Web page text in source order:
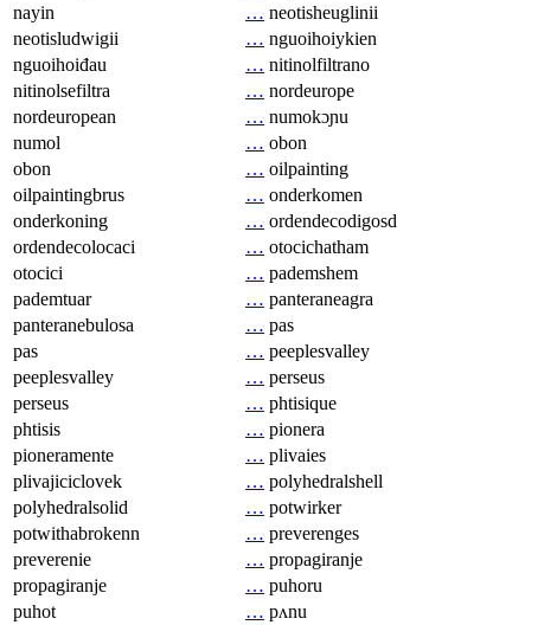
nayin
… neotisheuglinii
neotisludwigii
… nguoihoiykien
nguoihoiđau
… nitinolfiltrano
nitinolsefiltra
… nordeurope
nordeuropean
… numokɔɲu
numol
… obon
obon
… oilpainting
oilpaintingbrus
… onderkomen
onderkoning
… ordendecodigosd
ordendecolocaci
… otocichatham
otocici
… pademshem
pademtuar
… panteraneagra
panteranebulosa
… pas
pas
… peeplesvalley
peeplesvalley
… perseus
perseus
… phtisique
phtisis
… pionera
pioneramente
… plivaies
plivajiciclovek
… polyhedralshell
polyhedralsolid
… potwirker
potwithabrokenn
… preverenges
preverenie
… propagiranje
propagiranje
… puhoru
puhot
… pʌnu